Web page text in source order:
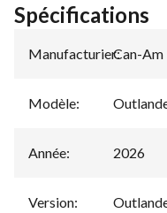
Spécifications
Manufacturier:
Can-Am
Modèle:
Année: 2026
Version: